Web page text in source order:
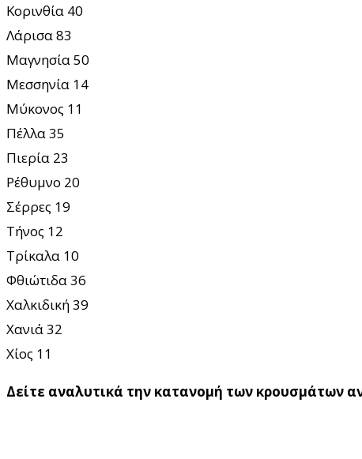
Κορινθία 40
Λάρισα 83
Μαγνησία 50
Μεσσηνία 14
Μύκονος 11
Πέλλα 35
Πιερία 23
Ρέθυμνο 20
Σέρρες 19
Τήνος 12
Τρίκαλα 10
Φθιώτιδα 36
Χαλκιδική 39
Χανιά 32
Χίος 11
Δείτε αναλυτικά την κατανομή των κρουσμάτων